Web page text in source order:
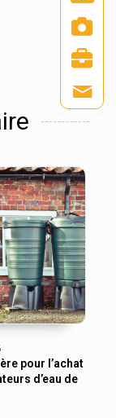
pour l’achat
d’eau de